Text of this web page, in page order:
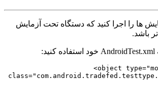
اجرا کنید که دستگاه تحت آزمایش
<object